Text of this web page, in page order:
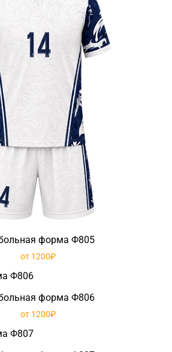
форма Ф805
от 1200₽
форма Ф806
от 1200₽